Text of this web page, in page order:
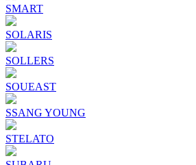
SMART
SOLARIS
SOLLERS
SOUEAST
SSANG YOUNG
STELATO